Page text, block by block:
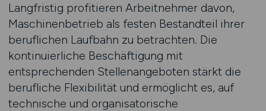
Langfristig profitieren Arbeitnehmer davon,
Maschinenbetrieb als festen Bestandteil ihrer
beruflichen Laufbahn zu betrachten. Die
kontinuierliche Beschäftigung mit
entsprechenden Stellenangeboten stärkt die
berufliche Flexibilität und ermöglicht es, auf
technische und organisatorische